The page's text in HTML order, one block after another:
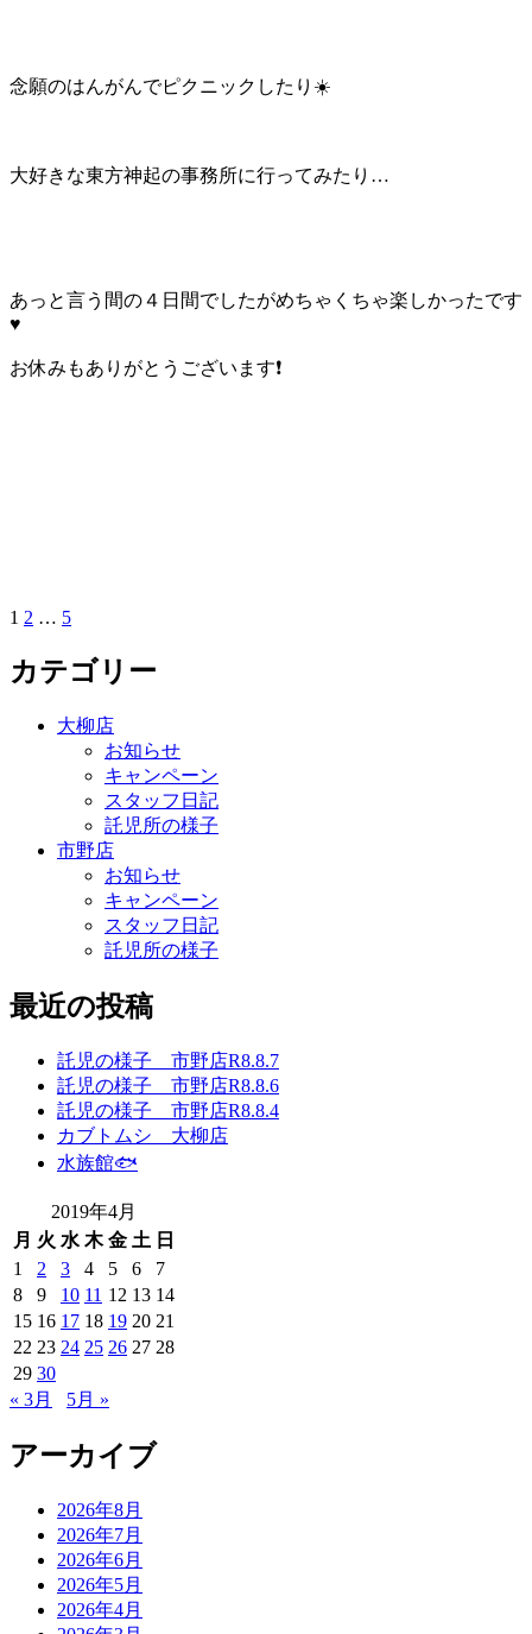
念願のはんがんでピクニックしたり☀️
大好きな東方神起の事務所に行ってみたり…
あっと言う間の４日間でしたがめちゃくちゃ楽しかったです
♥️
お休みもありがとうございます❗
ー
ジ
送
1 2 … 5
カテゴリー
大柳店
お知らせ
キャンペーン
スタッフ日記
託児所の様子
市野店
お知らせ
キャンペーン
スタッフ日記
託児所の様子
最近の投稿
託児の様子 市野店R8.8.7
託児の様子 市野店R8.8.6
託児の様子 市野店R8.8.4
カブトムシ 大柳店
水族館🐟
2019年4月
月 火 水 木 金 土 日
1
2 3 4 5 6
7
8
9 10 11 12 13 14
15 16 17 18 19 20 21
22 23 24 25 26 27 28
29 30
« 3月
5月 »
アーカイブ
2026年8月
2026年7月
2026年6月
2026年5月
2026年4月